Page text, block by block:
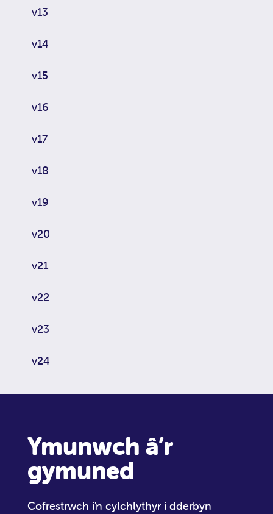
v13
v14
v15
v16
v17
v18
v19
v20
v21
v22
v23
v24
Ymunwch â’r
gymuned
Cofrestrwch i'n cylchlythyr i dderbyn